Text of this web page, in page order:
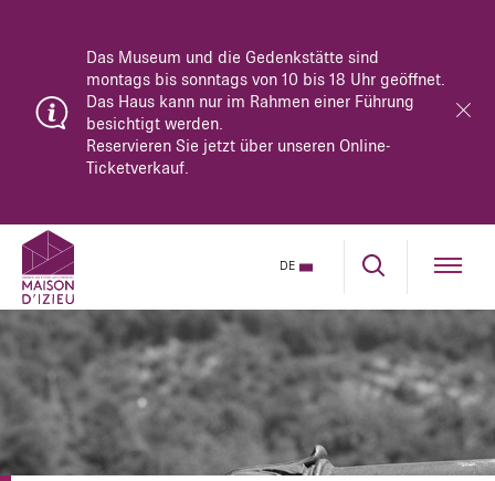
Das Museum und die Gedenkstätte sind
montags bis sonntags von 10 bis 18 Uhr geöffnet.
Das Haus kann nur im Rahmen einer Führung
besichtigt werden.
Reservieren Sie jetzt über unseren Online-
Ticketverkauf.
DE